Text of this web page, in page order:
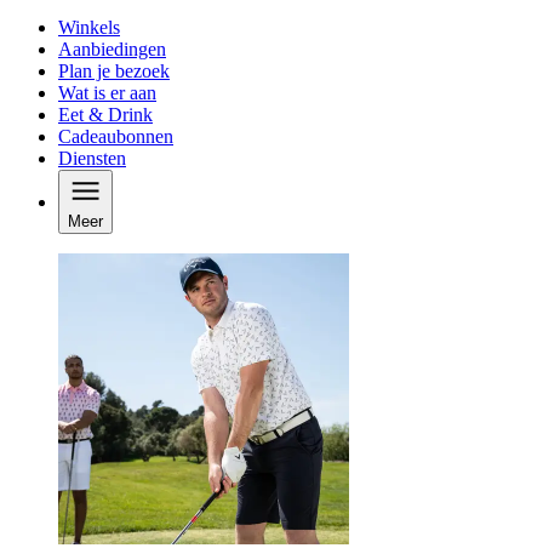
Winkels
Aanbiedingen
Plan je bezoek
Wat is er aan
Eet & Drink
Cadeaubonnen
Diensten
Meer